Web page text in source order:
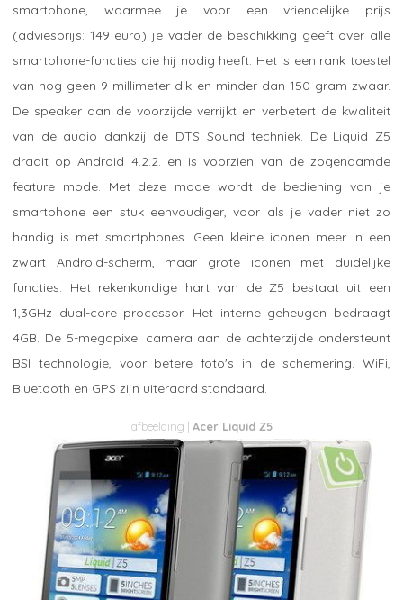
smartphone, waarmee je voor een vriendelijke prijs
(adviesprijs: 149 euro) je vader de beschikking geeft over alle
smartphone-functies die hij nodig heeft. Het is een rank toestel
van nog geen 9 millimeter dik en minder dan 150 gram zwaar.
De speaker aan de voorzijde verrijkt en verbetert de kwaliteit
van de audio dankzij de DTS Sound techniek. De Liquid Z5
draait op Android 4.2.2. en is voorzien van de zogenaamde
feature mode. Met deze mode wordt de bediening van je
smartphone een stuk eenvoudiger, voor als je vader niet zo
handig is met smartphones. Geen kleine iconen meer in een
zwart Android-scherm, maar grote iconen met duidelijke
functies. Het rekenkundige hart van de Z5 bestaat uit een
1,3GHz dual-core processor. Het interne geheugen bedraagt
4GB. De 5-megapixel camera aan de achterzijde ondersteunt
BSI technologie, voor betere foto's in de schemering. WiFi,
Bluetooth en GPS zijn uiteraard standaard.
Acer Liquid Z5